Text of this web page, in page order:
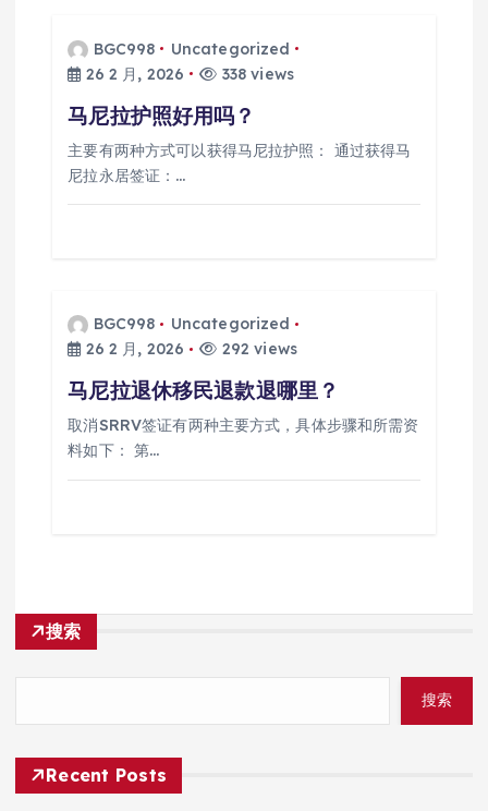
BGC998
Uncategorized
26 2 月, 2026
338 views
马尼拉护照好用吗？
主要有两种方式可以获得马尼拉护照： 通过获得马
尼拉永居签证：…
BGC998
Uncategorized
26 2 月, 2026
292 views
马尼拉退休移民退款退哪里？
取消SRRV签证有两种主要方式，具体步骤和所需资
料如下： 第…
搜索
搜索
Recent Posts